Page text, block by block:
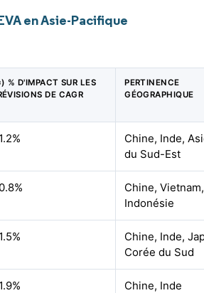
en Asie-Pacifique
% D'IMPACT SUR LES
DE CAGR
PERTINENCE
GÉOGRAPHIQUE
Chine, Inde,
du Sud-Est
Chine, Vietnam,
Indonésie
Chine, Inde,
Corée du Sud
Chine, Inde